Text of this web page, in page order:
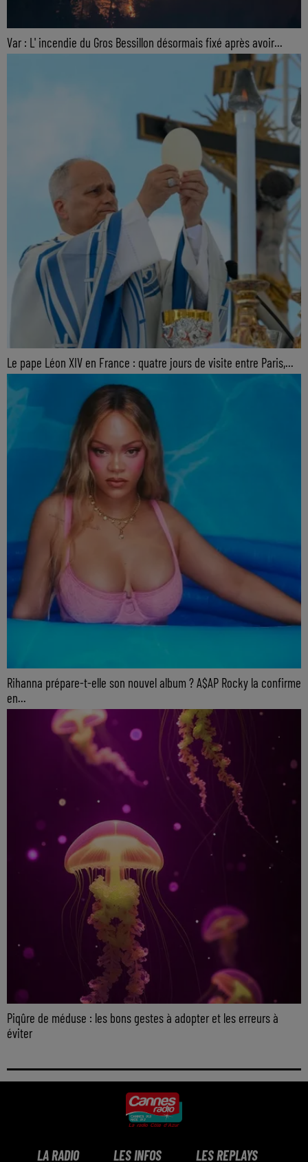
Var : L' incendie du Gros Bessillon désormais fixé après avoir...
Le pape Léon XIV en France : quatre jours de visite entre Paris,...
Rihanna prépare-t-elle son nouvel album ? A$AP Rocky la confirme
en...
Piqûre de méduse : les bons gestes à adopter et les erreurs à
éviter
LA RADIO LES INFOS LES REPLAYS